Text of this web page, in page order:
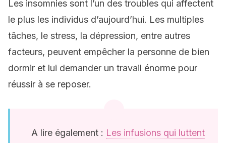
Les insomnies sont l’un des troubles qui affectent
le plus les individus d’aujourd’hui. Les multiples
tâches, le stress, la dépression, entre autres
facteurs, peuvent empêcher la personne de bien
dormir et lui demander un travail énorme pour
réussir à se reposer.
A lire également : Les infusions qui luttent